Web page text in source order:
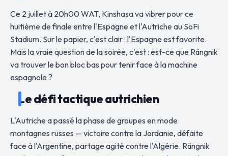
Ce 2 juillet à 20h00 WAT, Kinshasa va vibrer pour ce
huitième de finale entre l'Espagne et l'Autriche au SoFi
Stadium. Sur le papier, c'est clair : l'Espagne est favorite.
Mais la vraie question de la soirée, c'est : est-ce que Rängnik
va trouver le bon bloc bas pour tenir face à la machine
espagnole ?
Le défi tactique autrichien
L'Autriche a passé la phase de groupes en mode
montagnes russes — victoire contre la Jordanie, défaite
face à l'Argentine, partage agité contre l'Algérie. Rängnik